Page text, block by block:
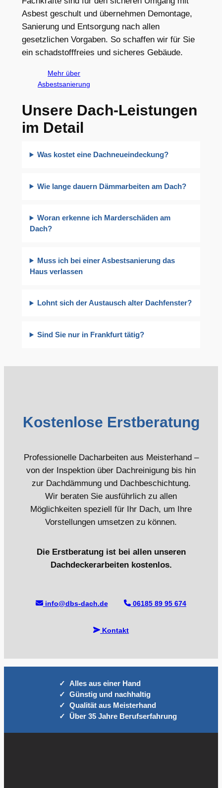
Asbest geschult und übernehmen Demontage,
Sanierung und Entsorgung nach allen
gesetzlichen Vorgaben. So schaffen wir für Sie
ein schadstofffreies und sicheres Gebäude.
Mehr über
Asbestsanierung
Unsere Dach-Leistungen
im Detail
Was kostet eine Dachneueindeckung?
Wie lange dauern Dämmarbeiten am Dach?
Woran erkenne ich Marderschäden am
Dach?
Muss ich bei einer Asbestsanierung das
Haus verlassen
Lohnt sich der Austausch alter Dachfenster?
Sind Sie nur in Frankfurt tätig?
Kostenlose Erstberatung
Professionelle Dacharbeiten aus Meisterhand –
von der Inspektion über Dachreinigung bis hin
zur Dachdämmung und Dachbeschichtung.
Wir beraten Sie ausführlich zu allen
Möglichkeiten speziell für Ihr Dach, um Ihre
Vorstellungen umsetzen zu können.
Die Erstberatung ist bei allen unseren
Dachdeckerarbeiten kostenlos.
info@dbs-dach.de 06185 89 95 674
Kontakt
Alles aus einer Hand
Günstig und nachhaltig
Qualität aus Meisterhand
Über 35 Jahre Berufserfahrung